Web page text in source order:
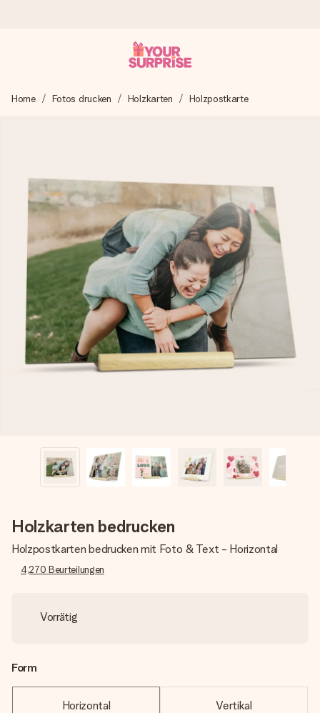
Wir bereiten dein Geschenk sorgfältig vor und schicken es
4,8 (basierend auf +15.000 Bewertungen)
Unsere Geschenke begeistern. Kunden bewerten uns mit
4,8 bei Google Reviews (Gesamtergebnis aller Länder, in
die wir versenden).
Mit Liebe gemacht, im Handumdrehen
Erstelle etwas Einzigartiges in wenigen Schritten – mit
ihrem Namen, deinem Foto oder einer Nachricht von
Herzen. Kein Stress, nur pure Liebe für den perfekten
Moment.
Home Fotos drucken Holzkarten Holzpostkarte
Holzkarten bedrucken
Holzpostkarten bedrucken mit Foto & Text - Horizontal
4,270 Beurteilungen
Vorrätig
Form
Horizontal Vertikal